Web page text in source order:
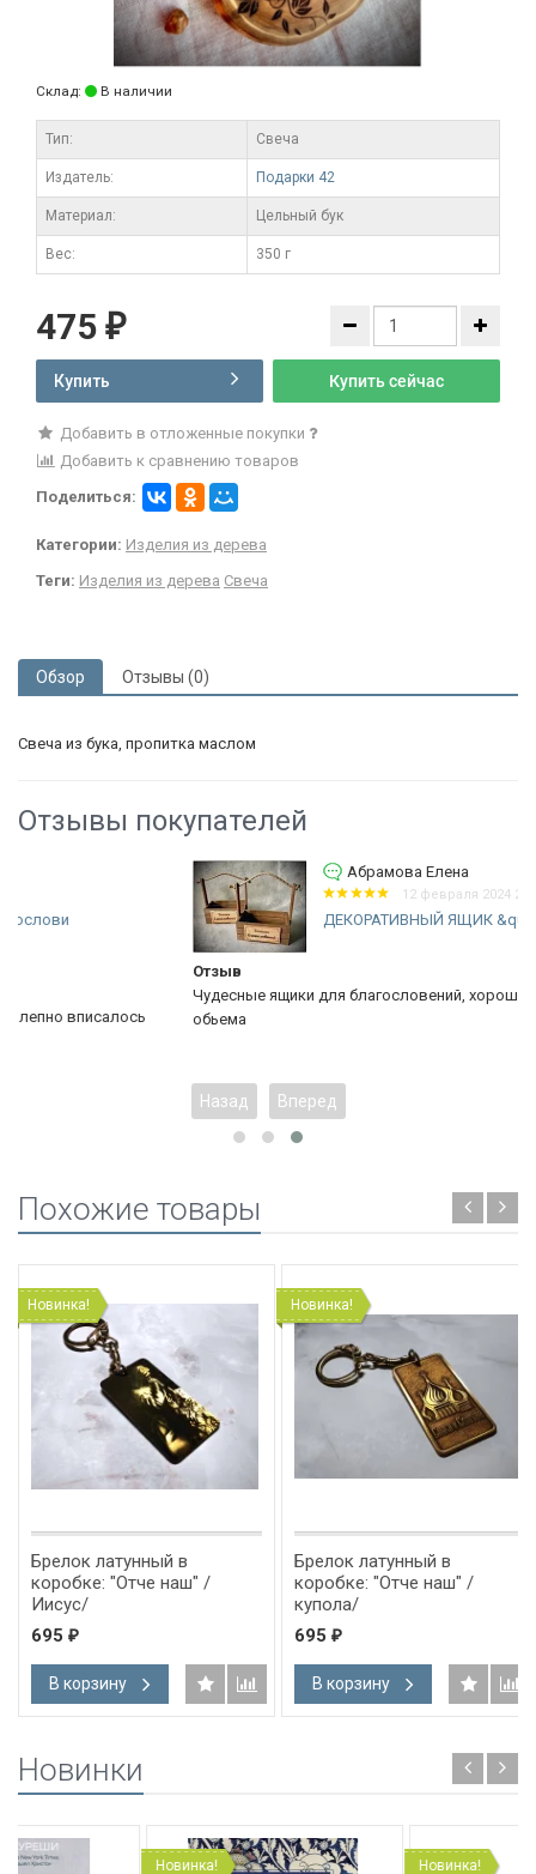
Склад: В наличии
Тип: Свеча
Издатель: Подарки 42
Материал: Цельный бук
Вес: 350 г
475 ₽
Купить Купить сейчас
Добавить в отложенные покупки
Добавить к сравнению товаров
Поделиться:
Категории: Изделия из дерева
Теги: Изделия из дерева Свеча
Обзор Отзывы (0)
Свеча из бука, пропитка маслом
Отзывы покупателей
Абрамова Елена
12 февраля 2024 20:19
ДЕКОРАТИВНЫЙ ЯЩИК &quot;Божьи...
Чудесные ящики для благословений, хорошо сделаны, нужного
обьема
Назад Вперед
Похожие товары
Новинка!
Брелок латунный в
коробке: "Отче наш" /
Иисус/
695 ₽
В корзину
Новинка!
Брелок латунный в
коробке: "Отче наш" /
купола/
695 ₽
В корзину
Новинки
Новинка! Новинка!